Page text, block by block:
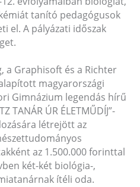
tanító pedagógusok
el. A pályázati időszak
a Graphisoft és a Richter
magyarországi
Gimnázium legendás hírű
TANÁR ÚR ÉLETMŰDÍJ”-
létrejött az
az 1.500.000 forinttal
két-két biológia-,
ítéli oda.